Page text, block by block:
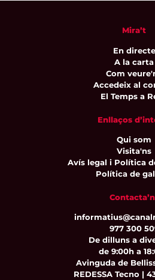
Mira’t
En directe
A la carta
Com
Accedeix al
El Temps a
Enllaços
Qui som
Visita'ns
Avís legal i Política
Política de
977 300
De dilluns a
de 9:00h a
Avinguda de
REDESSA Tecno |